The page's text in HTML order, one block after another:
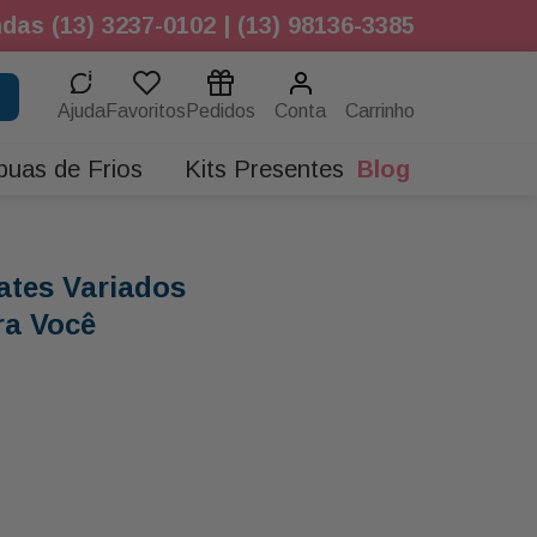
(13) 3237-0102 | (13) 98136-3385
Ajuda Favoritos Pedidos Conta
de Frios Kits Presentes Blog
Variados
Você